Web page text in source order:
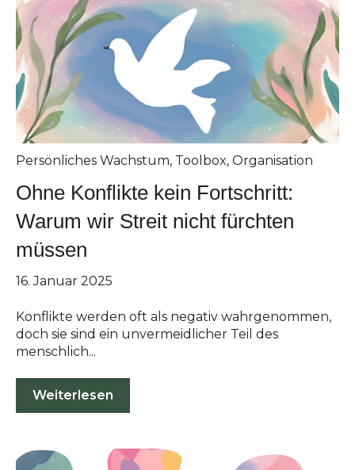
Persönliches Wachstum, Toolbox, Organisation
Ohne Konflikte kein Fortschritt:
Warum wir Streit nicht fürchten
müssen
16. Januar 2025
Konflikte werden oft als negativ wahrgenommen,
doch sie sind ein unvermeidlicher Teil des
menschlich...
Weiterlesen